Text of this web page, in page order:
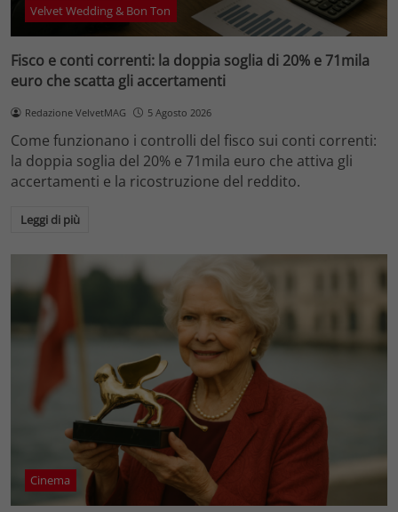
Velvet Wedding & Bon Ton
Fisco e conti correnti: la doppia soglia di 20% e 71mila
euro che scatta gli accertamenti
Redazione VelvetMAG 5 Agosto 2026
Come funzionano i controlli del fisco sui conti correnti:
la doppia soglia del 20% e 71mila euro che attiva gli
accertamenti e la ricostruzione del reddito.
Leggi di più
Cinema